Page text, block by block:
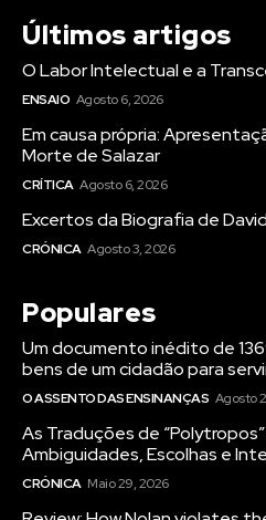
Últimos artigos
O Labor Intelectual e a
ENSAIO Agosto 6, 2026
Em causa própria:
Morte de Salazar
CRÍTICA Agosto 6, 2026
Excertos da Biografia de
CRÓNICA Agosto 3, 2026
Populares
Um documento inédito de
bens de um cidadão para
O ASSENTO DAS ENSINANÇAS Agosto
As Traduções de
Ambiguidades, Escolhas e
CRÓNICA Maio 29, 2026